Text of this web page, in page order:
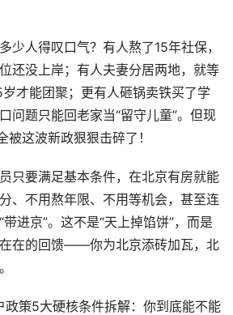
少人得叹口气？有人熬了15年社保，
还没上岸；有人夫妻分居两地，就等
才能团聚；更有人砸锅卖铁买了学
问题只能回老家当“留守儿童”。但现
被这波新政狠狠击碎了！
只要满足基本条件，在北京有房就能
、不用熬年限、不用等机会，甚至连
进京”。这不是“天上掉馅饼”，而是
在的回馈——你为北京添砖加瓦，北
策5大硬核条件拆解：你到底能不能